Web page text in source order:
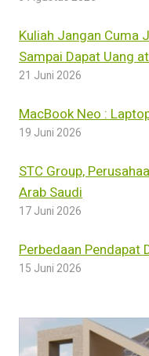
Kuliah Jangan Cuma
Sampai Dapat Uang
21 Juni 2026
MacBook Neo :
19 Juni 2026
STC Group,
Arab Saudi
17 Juni 2026
Perbedaan Pendapat
15 Juni 2026